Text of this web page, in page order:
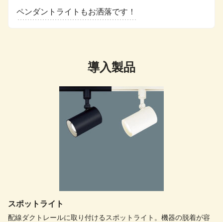
ペンダントライトもお洒落です！
導入製品
スポットライト
配線ダクトレールに取り付けるスポットライト。機器の脱着が容